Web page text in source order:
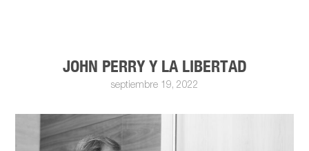
JOHN PERRY Y LA LIBERTAD
septiembre 19, 2022